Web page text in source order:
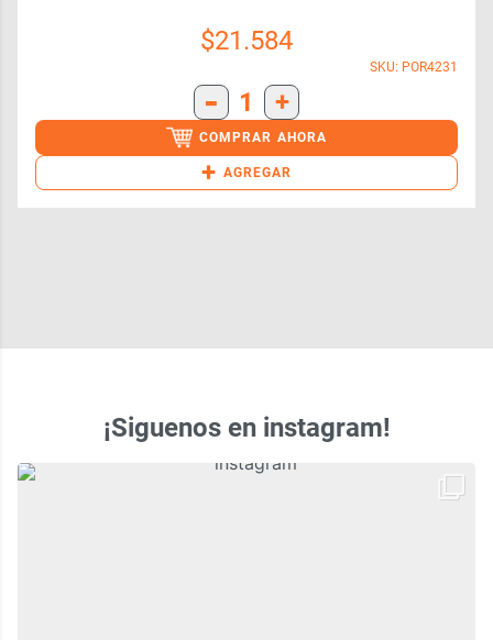
$21.584
SKU: POR4231
- 1 +
COMPRAR AHORA
+ AGREGAR
¡Siguenos en instagram!